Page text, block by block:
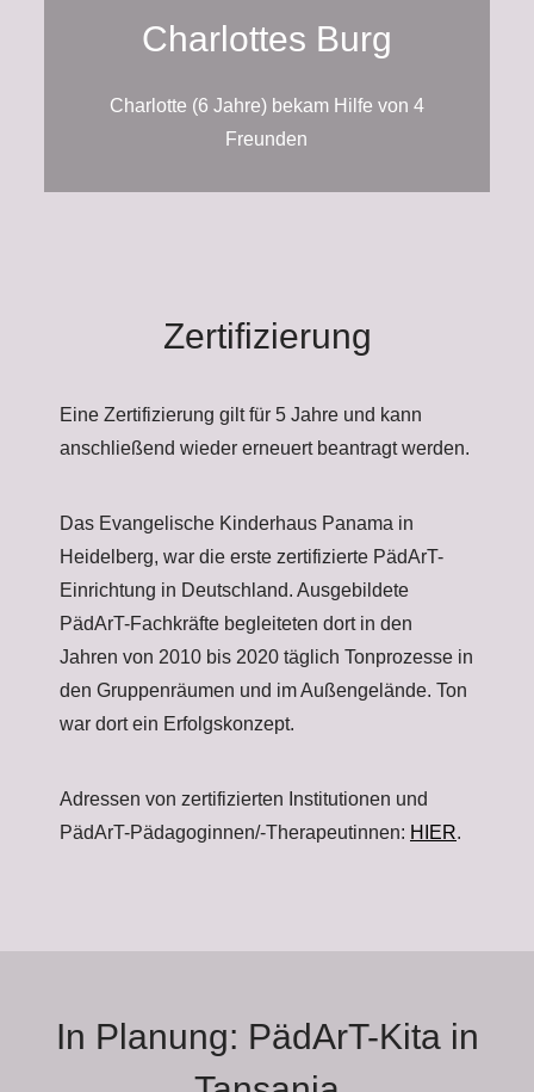
Charlottes Burg
Charlotte (6 Jahre) bekam Hilfe von 4
Freunden
Zertifizierung
Eine Zertifizierung gilt für 5 Jahre und kann
anschließend wieder erneuert beantragt werden.
Das Evangelische Kinderhaus Panama in
Heidelberg, war die erste zertifizierte PädArT-
Einrichtung in Deutschland. Ausgebildete
PädArT-Fachkräfte begleiteten dort in den
Jahren von 2010 bis 2020 täglich Tonprozesse in
den Gruppenräumen und im Außengelände. Ton
war dort ein Erfolgskonzept.
Adressen von zertifizierten Institutionen und
PädArT-Pädagoginnen/-Therapeutinnen: HIER.
In Planung: PädArT-Kita in